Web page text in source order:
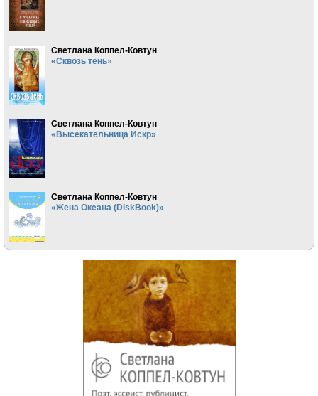
Светлана Коппел-Ковтун
«Сквозь тень»
Светлана Коппел-Ковтун
«Высекательница Искр»
Светлана Коппел-Ковтун
«Жена Океана (DiskBook)»